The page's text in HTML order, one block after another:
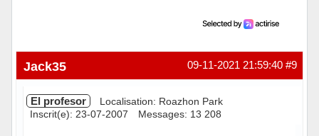
#9
09-11-2021 21:59:40
Jack35
El profesor
Localisation: Roazhon Park
Inscrit(e): 23-07-2007
Messages: 13 208